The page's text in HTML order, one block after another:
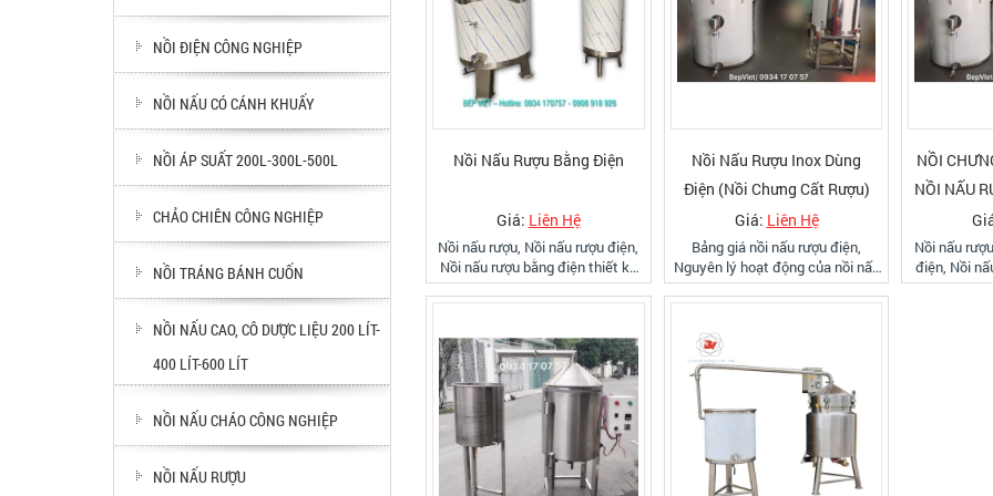
Nồi Nấu Rượu Bằng Điện
Giá: Liên Hệ
Nồi nấu rượu, Nồi nấu rượu điện,
Nồi nấu rượu bằng điện thiết kế
với kết cấu 3 lớp inox, chúng tôi
chọn inox này là inox 304 cao cấp
phí lắp đặt và vận chuyển
Nồi Nấu Rượu Inox Dùng
Điện (Nồi Chưng Cất Rượu)
Giá: Liên Hệ
Bảng giá nồi nấu rượu điện,
Nguyên lý hoạt động của nồi nấu
rượu, Nồi chưng cất rượu Bếp
Việt, sử dụng inox 304 nhập của
NỒI
NỒI NẤU
Nồi nấu
điện, Nồi
rượu inox
NỒI ĐIỆN CÔNG NGHIỆP
NỒI NẤU CÓ CÁNH KHUẤY
NỒI ÁP SUẤT 200L-300L-500L
CHẢO CHIÊN CÔNG NGHIỆP
NỒI TRÁNG BÁNH CUỐN
NỒI NẤU CAO, CÔ DƯỢC LIỆU 200 LÍT-
400 LÍT-600 LÍT
NỒI NẤU CHÁO CÔNG NGHIỆP
NỒI NẤU RƯỢU